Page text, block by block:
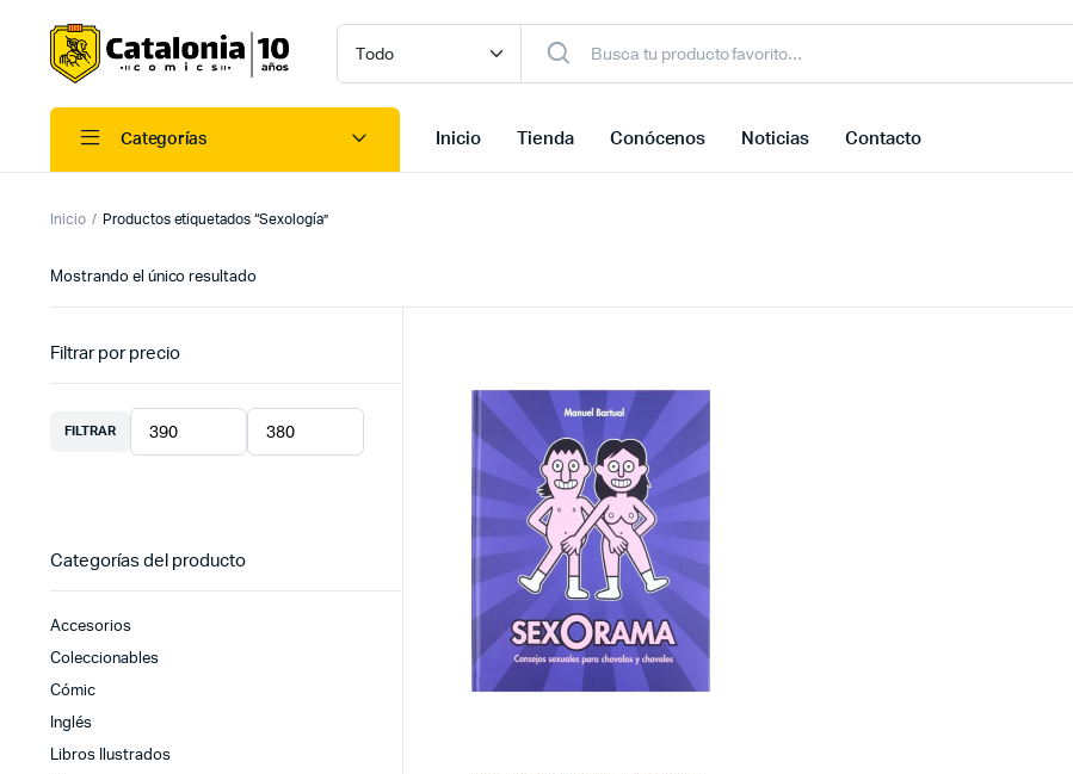
Categorías Inicio Tienda Conócenos Noticias Contacto
Inicio Productos etiquetados “Sexología”
Mostrando el único resultado
Filtrar por precio
FILTRAR
Categorías del producto
Accesorios
Coleccionables
Cómic
Inglés
Libros Ilustrados